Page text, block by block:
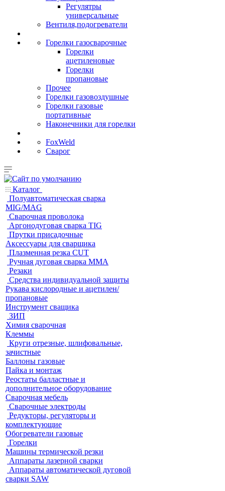
Регулятры
универсальные
Вентиля,подогреватели
Горелки газосварочные
Горелки
ацетиленовые
Горелки
пропановые
Прочее
Горелки газовоздушные
Горелки газовые
портативные
Наконечники для горелки
FoxWeld
Сварог
Каталог
Полуавтоматическая сварка
MIG/MAG
Cварочная проволока
Аргонодуговая сварка TIG
Прутки присадочные
Аксессуары для сварщика
Плазменная резка CUT
Ручная дуговая сварка MMA
Резаки
Средства индивидуальной защиты
Рукава кислородные и ацетилен/
пропановые
Инструмент сващика
ЗИП
Химия сварочная
Клеммы
Круги отрезные, шлифовальные,
зачистные
Баллоны газовые
Пайка и монтаж
Реостаты балластные и
дополнительное оборудование
Сварочная мебель
Cварочные электроды
Редукторы, регуляторы и
комплектующие
Обогреватели газовые
Горелки
Машины термической резки
Аппараты лазерной сварки
Аппараты автоматической дуговой
сварки SAW